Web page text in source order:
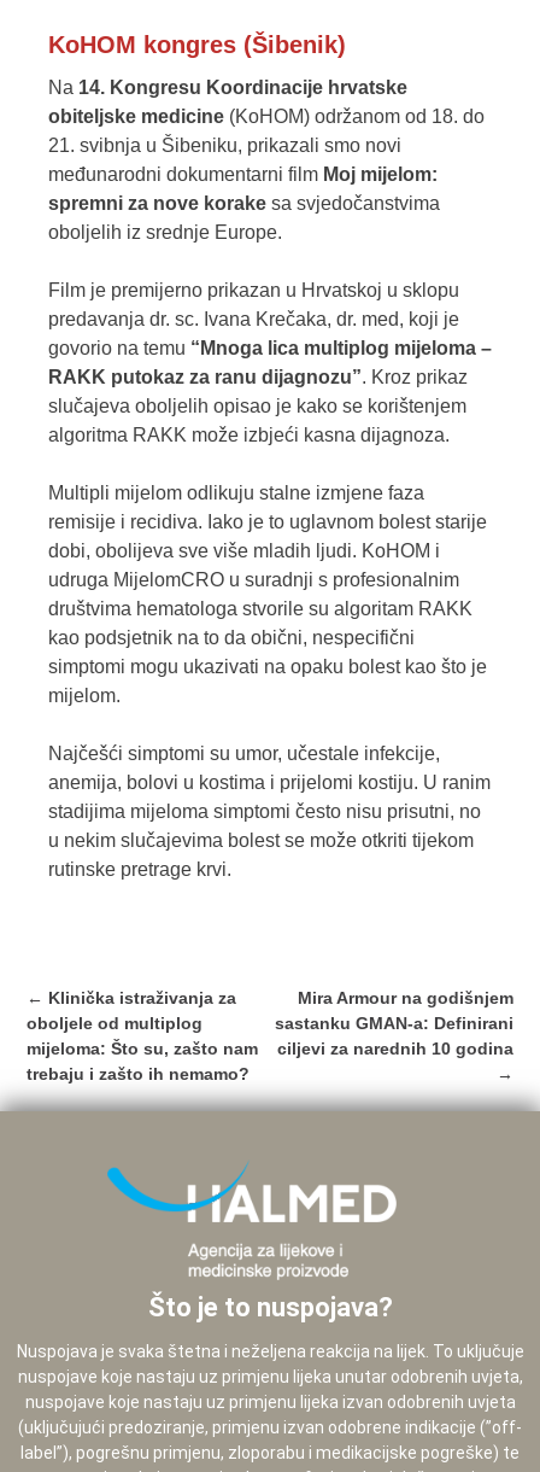
KoHOM kongres (Šibenik)
Na 14. Kongresu Koordinacije hrvatske
obiteljske medicine (KoHOM) održanom od 18. do
21. svibnja u Šibeniku, prikazali smo novi
međunarodni dokumentarni film Moj mijelom:
spremni za nove korake sa svjedočanstvima
oboljelih iz srednje Europe.
Film je premijerno prikazan u Hrvatskoj u sklopu
predavanja dr. sc. Ivana Krečaka, dr. med, koji je
govorio na temu “Mnoga lica multiplog mijeloma –
RAKK putokaz za ranu dijagnozu”. Kroz prikaz
slučajeva oboljelih opisao je kako se korištenjem
algoritma RAKK može izbjeći kasna dijagnoza.
Multipli mijelom odlikuju stalne izmjene faza
remisije i recidiva. Iako je to uglavnom bolest starije
dobi, obolijeva sve više mladih ljudi. KoHOM i
udruga MijelomCRO u suradnji s profesionalnim
društvima hematologa stvorile su algoritam RAKK
kao podsjetnik na to da obični, nespecifični
simptomi mogu ukazivati na opaku bolest kao što je
mijelom.
Najčešći simptomi su umor, učestale infekcije,
anemija, bolovi u kostima i prijelomi kostiju. U ranim
stadijima mijeloma simptomi često nisu prisutni, no
u nekim slučajevima bolest se može otkriti tijekom
rutinske pretrage krvi.
Post
navigation
← Klinička istraživanja za
oboljele od multiplog
mijeloma: Što su, zašto nam
trebaju i zašto ih nemamo?
Mira Armour na godišnjem
sastanku GMAN-a: Definirani
ciljevi za narednih 10 godina
→
Što je to nuspojava?
Nuspojava je svaka štetna i neželjena reakcija na lijek. To uključuje
nuspojave koje nastaju uz primjenu lijeka unutar odobrenih uvjeta,
nuspojave koje nastaju uz primjenu lijeka izvan odobrenih uvjeta
(uključujući predoziranje, primjenu izvan odobrene indikacije (”off-
label”), pogrešnu primjenu, zloporabu i medikacijske pogreške) te